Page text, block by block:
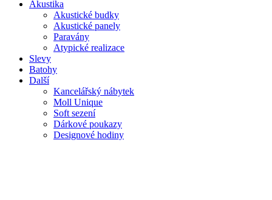
Akustika
Akustické budky
Akustické panely
Paravány
Atypické realizace
Slevy
Batohy
Další
Kancelářský nábytek
Moll Unique
Soft sezení
Dárkové poukazy
Designové hodiny